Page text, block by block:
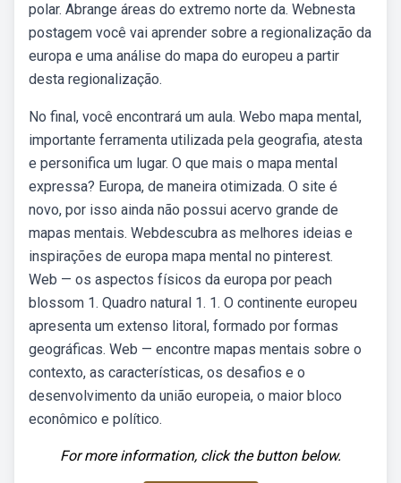
polar. Abrange áreas do extremo norte da. Webnesta
postagem você vai aprender sobre a regionalização da
europa e uma análise do mapa do europeu a partir
desta regionalização.
No final, você encontrará um aula. Webo mapa mental,
importante ferramenta utilizada pela geografia, atesta
e personifica um lugar. O que mais o mapa mental
expressa? Europa, de maneira otimizada. O site é
novo, por isso ainda não possui acervo grande de
mapas mentais. Webdescubra as melhores ideias e
inspirações de europa mapa mental no pinterest.
Web — os aspectos físicos da europa por peach
blossom 1. Quadro natural 1. 1. O continente europeu
apresenta um extenso litoral, formado por formas
geográficas. Web — encontre mapas mentais sobre o
contexto, as características, os desafios e o
desenvolvimento da união europeia, o maior bloco
econômico e político.
For more information, click the button below.